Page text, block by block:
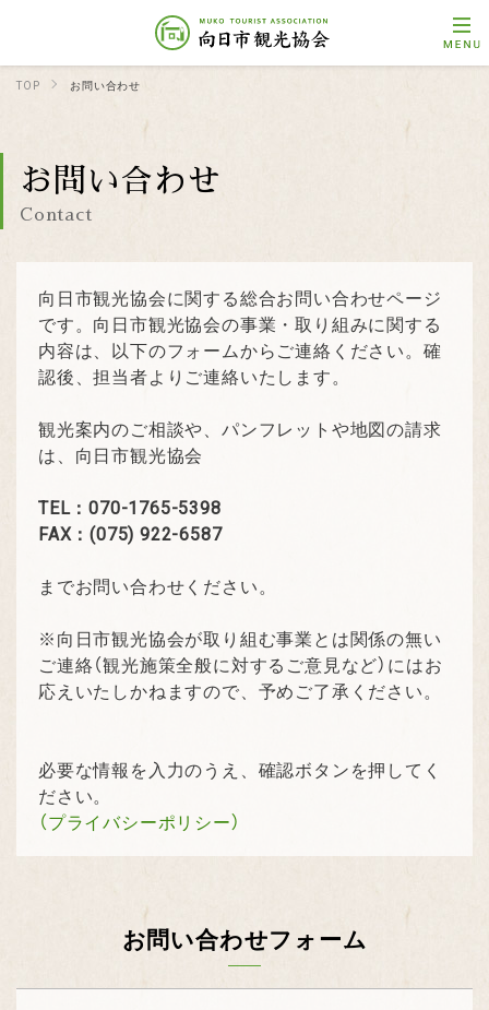
TOP お問い合わせ
お問い合わせ
Contact
向日市観光協会に関する総合お問い合わせページ
です。向日市観光協会の事業・取り組みに関する
内容は、以下のフォームからご連絡ください。確
認後、担当者よりご連絡いたします。
観光案内のご相談や、パンフレットや地図の請求
は、向日市観光協会
TEL：070-1765-5398
FAX：(075) 922-6587
までお問い合わせください。
※向日市観光協会が取り組む事業とは関係の無い
ご連絡（観光施策全般に対するご意見など）にはお
応えいたしかねますので、予めご了承ください。
必要な情報を入力のうえ、確認ボタンを押してく
ださい。
（プライバシーポリシー）
お問い合わせフォーム